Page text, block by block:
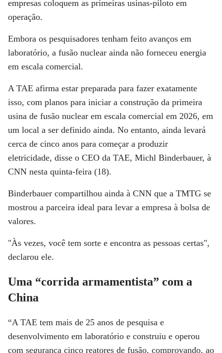
empresas coloquem as primeiras usinas-piloto em
operação.
Embora os pesquisadores tenham feito avanços em
laboratório, a fusão nuclear ainda não forneceu energia
em escala comercial.
A TAE afirma estar preparada para fazer exatamente
isso, com planos para iniciar a construção da primeira
usina de fusão nuclear em escala comercial em 2026, em
um local a ser definido ainda. No entanto, ainda levará
cerca de cinco anos para começar a produzir
eletricidade, disse o CEO da TAE, Michl Binderbauer, à
CNN nesta quinta-feira (18).
Binderbauer compartilhou ainda à CNN que a TMTG se
mostrou a parceira ideal para levar a empresa à bolsa de
valores.
"Às vezes, você tem sorte e encontra as pessoas certas",
declarou ele.
Uma “corrida armamentista” com a
China
“A TAE tem mais de 25 anos de pesquisa e
desenvolvimento em laboratório e construiu e operou
com segurança cinco reatores de fusão, comprovando, ao